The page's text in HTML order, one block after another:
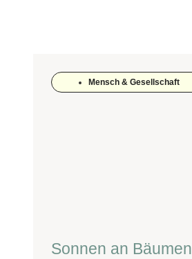
Mensch & Gesellschaft
Sonnen an Bäumen